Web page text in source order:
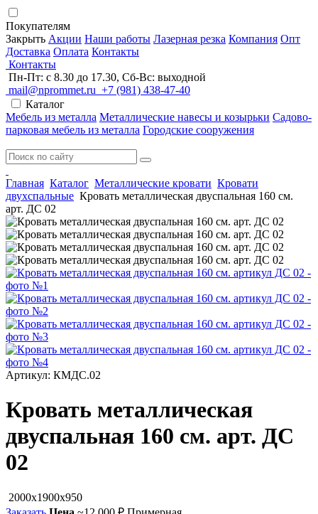
Покупателям
Закрыть Акции Наши работы Лазерная резка Компания Опт
Доставка Оплата Контакты
Контакты
Пн-Пт: с 8.30 до 17.30, Сб-Вс: выходной
mail@nprommet.ru +7 (981) 438-47-40
Каталог
Мебель из металла Металлические навесы и козырьки Садово-
парковая мебель из металла Городские сооружения
Главная Каталог Металлические кровати Кровати
двухспальные Кровать металлическая двуспальная 160 см.
арт. ДС 02
Артикул: КМДС.02
Кровать металлическая
двуспальная 160 см. арт. ДС
02
2000x1900x950